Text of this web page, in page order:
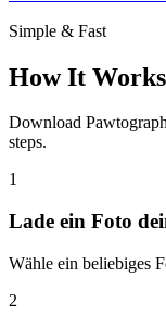
Simple & Fast
How It Works
Download
steps.
1
Lade ein Foto
Wähle ein beliebiges
2